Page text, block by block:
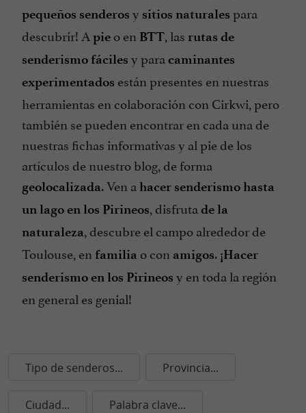
pequeños senderos y sitios naturales para
descubrir! A pie o en BTT, las rutas de
senderismo fáciles y para caminantes
experimentados están presentes en nuestras
herramientas en colaboración con Cirkwi, pero
también se pueden encontrar en cada una de
nuestras fichas informativas y al pie de los
artículos de nuestro blog, de forma
geolocalizada. Ven a hacer senderismo hasta
un lago en los Pirineos, disfruta de la
naturaleza, descubre el campo alrededor de
Toulouse, en familia o con amigos. ¡Hacer
senderismo en los Pirineos y en toda la región
en general es genial!
Tipo de senderos... Provincia...
Ciudad... Palabra clave...